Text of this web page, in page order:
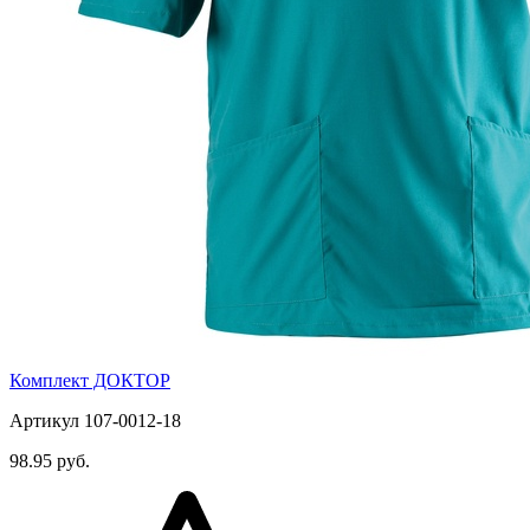
Комплект ДОКТОР
Артикул 107-0012-18
98.95 руб.